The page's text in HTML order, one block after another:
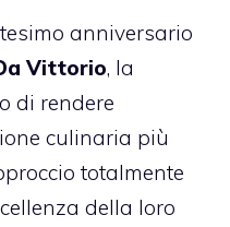
anniversario
Vittorio, la
di rendere
culinaria più
totalmente
della loro